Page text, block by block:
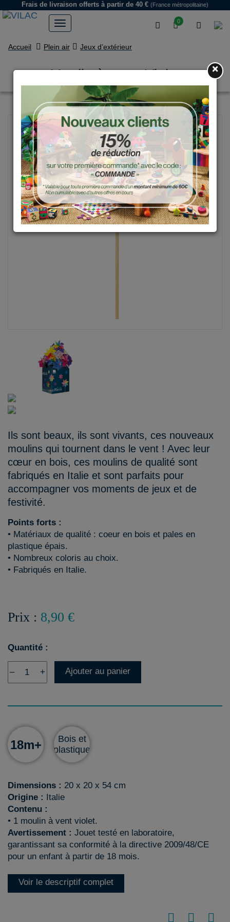
0
Frais de livraison offerts à partir de 40 € (France métropolitaine)
Accueil Plein air Jeux d’extérieur
Moulin à vent, Violet
Ils sont beaux, ils sont vivants, ces nouveaux
moulins qui tournent dans le vent ! Avec leur
cœur en bois, ces moulins de qualité sont
fabriqués en Italie et sont parfaits pour
accompagner vos moments de jeux et de
festivité.
Points forts :
• Matériaux de qualité : coeur en bois et pales en
plastique épais.
• Nombreux coloris au choix.
• Fabriqués en Italie.
Prix : 8,90 €
Quantité :
– + Ajouter au panier
18m+
Bois et
plastique
Dimensions : 20 x 20 x 54 cm
Origine : Italie
Contenu :
• 1 moulin à vent violet.
Avertissement : Jouet testé en laboratoire,
garantissant sa conformité à la directive 2009/48/CE
pour un enfant à partir de 18 mois.
Voir le descriptif complet
×